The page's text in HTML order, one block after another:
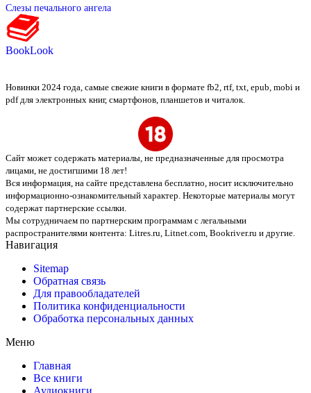
Слезы печального ангела
BookLook
Новинки 2024 года, самые свежие книги в формате fb2, rtf, txt, epub, mobi и
pdf для электронных книг, смартфонов, планшетов и читалок.
Сайт может содержать материалы, не предназначенные для просмотра
лицами, не достигшими 18 лет!
Вся информация, на сайте представлена бесплатно, носит исключительно
информационно-ознакомительный характер. Некоторые материалы могут
содержат партнерские ссылки.
Мы сотрудничаем по партнерским программам с легальными
распространителями контента: Litres.ru, Litnet.com, Bookriver.ru и другие.
Навигация
Sitemap
Обратная связь
Для правообладателей
Политика конфиденциальности
Обработка персональных данных
Меню
Главная
Все книги
Аудиокниги